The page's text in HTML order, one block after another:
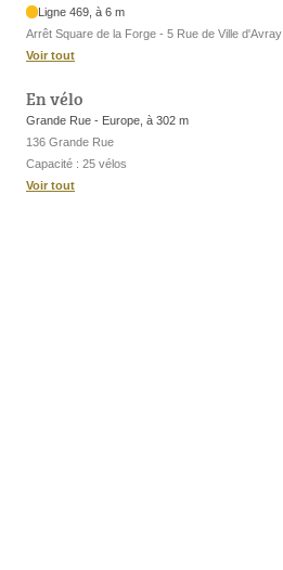
Ligne 469, à 6 m
Arrêt Square de la Forge - 5 Rue de Ville d'Avray
Voir tout
En vélo
Grande Rue - Europe, à 302 m
136 Grande Rue
Capacité : 25 vélos
Voir tout